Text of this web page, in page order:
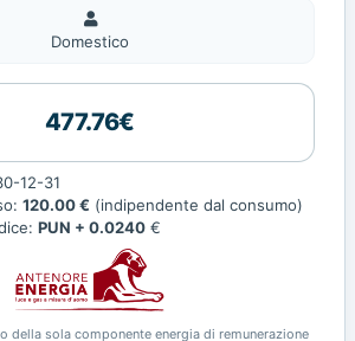
Domestico
Domestico
477.76€
12-31
120.00 € (indipendente dal consumo)
PUN + 0.0240 €
della sola componente energia di remunerazione